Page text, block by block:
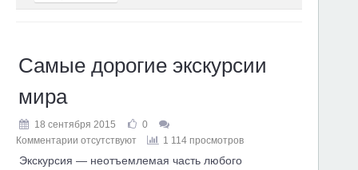
Самые дорогие экскурсии
мира
18 сентября 2015
0
Комментарии отсутствуют
1 114 просмотров
Экскурсия — неотъемлемая часть любого